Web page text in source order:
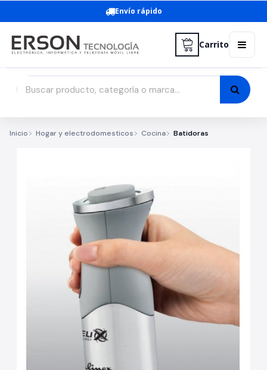
Envío rápido
Carrito
Inicio Hogar y electrodomesticos Cocina Batidoras